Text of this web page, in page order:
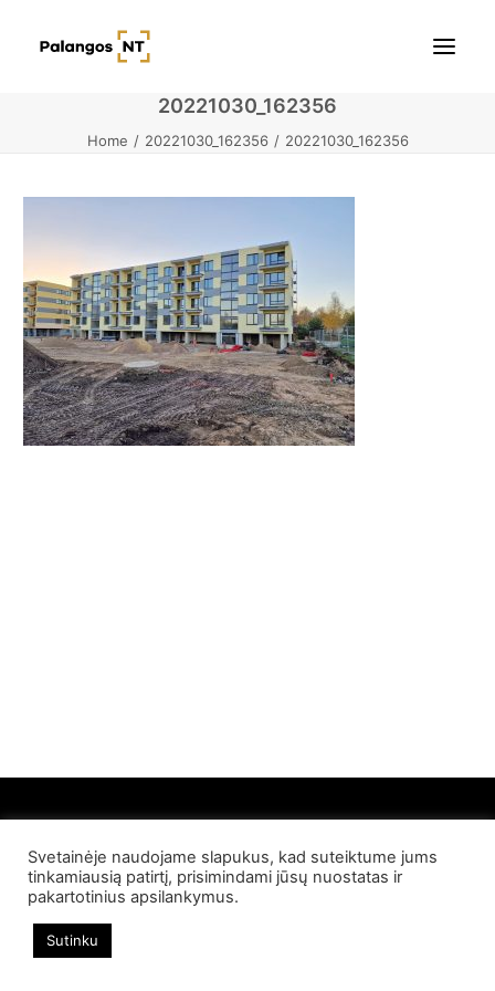
Butai
Namai / Kotedžai
Žemės sklypai
Kontaktai
20221030_162356
Home 20221030_162356 20221030_162356
© 2022 Palangos NT. Visos teisės saugomos
Svetainėje naudojame slapukus, kad suteiktume jums
tinkamiausią patirtį, prisimindami jūsų nuostatas ir
pakartotinius apsilankymus.
Sutinku